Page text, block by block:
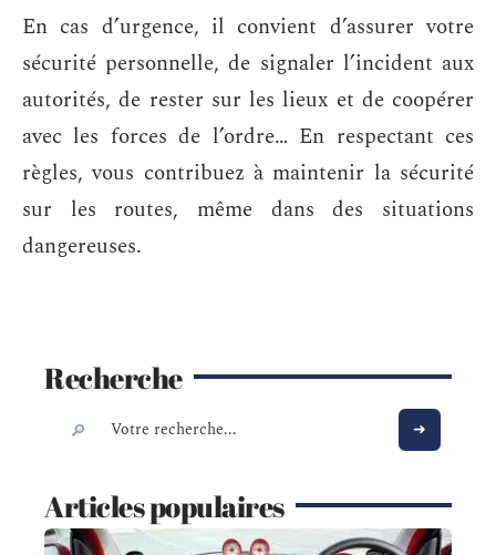
En cas d’urgence, il convient d’assurer votre
sécurité personnelle, de signaler l’incident aux
autorités, de rester sur les lieux et de coopérer
avec les forces de l’ordre… En respectant ces
règles, vous contribuez à maintenir la sécurité
sur les routes, même dans des situations
dangereuses.
Recherche
Articles populaires